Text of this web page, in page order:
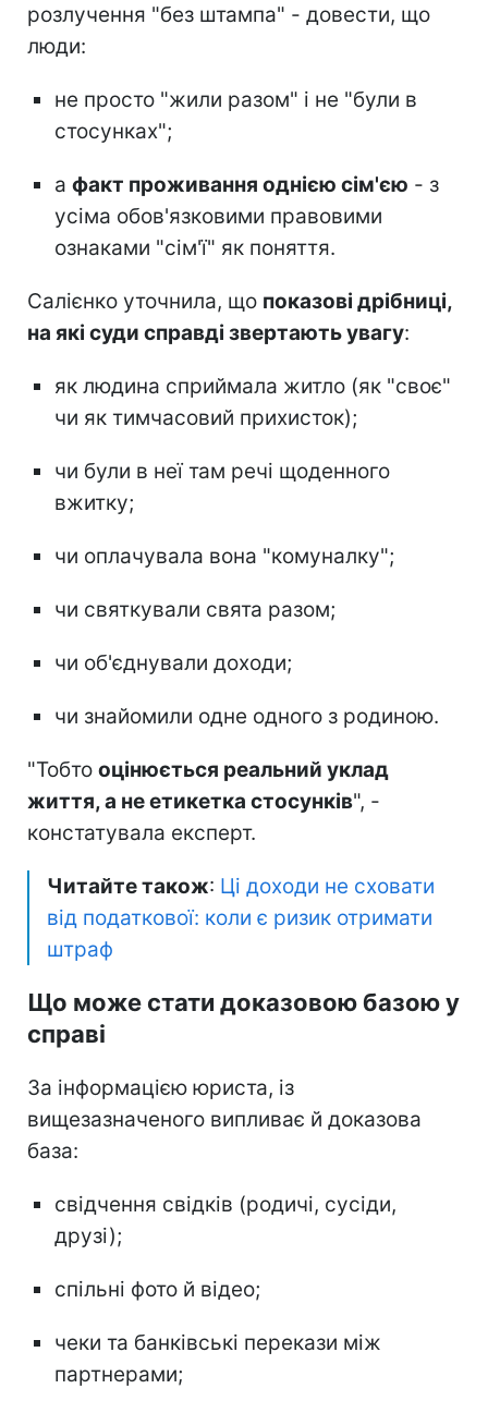
розлучення "без штампа" - довести, що
люди:
не просто "жили разом" і не "були в
стосунках";
а факт проживання однією сім'єю - з
усіма обов'язковими правовими
ознаками "сім'ї" як поняття.
Салієнко уточнила, що показові дрібниці,
на які суди справді звертають увагу:
як людина сприймала житло (як "своє"
чи як тимчасовий прихисток);
чи були в неї там речі щоденного
вжитку;
чи оплачувала вона "комуналку";
чи святкували свята разом;
чи об'єднували доходи;
чи знайомили одне одного з родиною.
"Тобто оцінюється реальний уклад
життя, а не етикетка стосунків", -
констатувала експерт.
Читайте також: Ці доходи не сховати
від податкової: коли є ризик отримати
штраф
Що може стати доказовою базою у
справі
За інформацією юриста, із
вищезазначеного випливає й доказова
база:
свідчення свідків (родичі, сусіди,
друзі);
спільні фото й відео;
чеки та банківські перекази між
партнерами;